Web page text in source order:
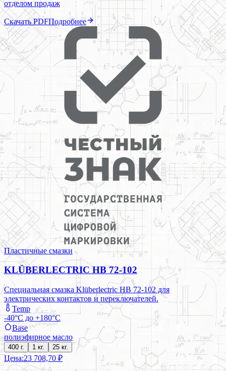
отделом продаж
Скачать PDFПодробнее
Пластичные смазки
KLÜBERLECTRIC HB 72-102
Специальная смазка Klüberlectric HB 72-102 для
электрических контактов и переключателей.
Temp
-40°C до +180°C
Base
полиэфирное масло
400 г. 1 кг. 25 кг.
Цена:23 708,70 ₽